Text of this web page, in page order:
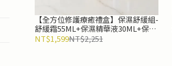
【全方位修護療癒禮盒】保濕舒緩組-
舒緩霜55ML+保濕精華液30ML+保濕
乳液75ML+保濕面膜22ml
NT$1,599NT$2,251